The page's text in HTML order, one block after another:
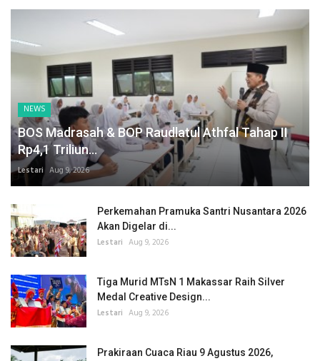
NEWS
BOS Madrasah & BOP Raudlatul Athfal Tahap II
Rp4,1 Triliun...
Lestari Aug 9, 2026
Perkemahan Pramuka Santri Nusantara 2026
Akan Digelar di...
Lestari Aug 9, 2026
Tiga Murid MTsN 1 Makassar Raih Silver
Medal Creative Design...
Lestari Aug 9, 2026
Prakiraan Cuaca Riau 9 Agustus 2026,